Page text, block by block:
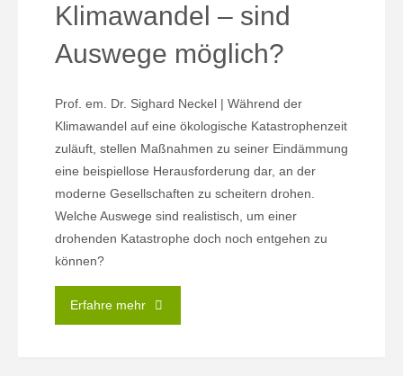
Klimawandel – sind
Auswege möglich?
Prof. em. Dr. Sighard Neckel | Während der
Klimawandel auf eine ökologische Katastrophenzeit
zuläuft, stellen Maßnahmen zu seiner Eindämmung
eine beispiellose Herausforderung dar, an der
moderne Gesellschaften zu scheitern drohen.
Welche Auswege sind realistisch, um einer
drohenden Katastrophe doch noch entgehen zu
können?
Erfahre mehr"17.06.